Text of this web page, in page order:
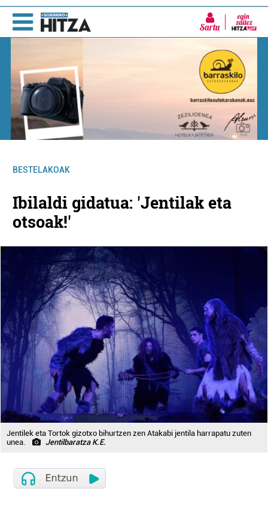
Sartu
BESTELAKOAK
Ibilaldi gidatua: 'Jentilak eta
otsoak!'
Jentilek eta Tortok gizotxo bihurtzen zen Atakabi jentila harrapatu zuten
unea.
Jentilbaratza K.E.